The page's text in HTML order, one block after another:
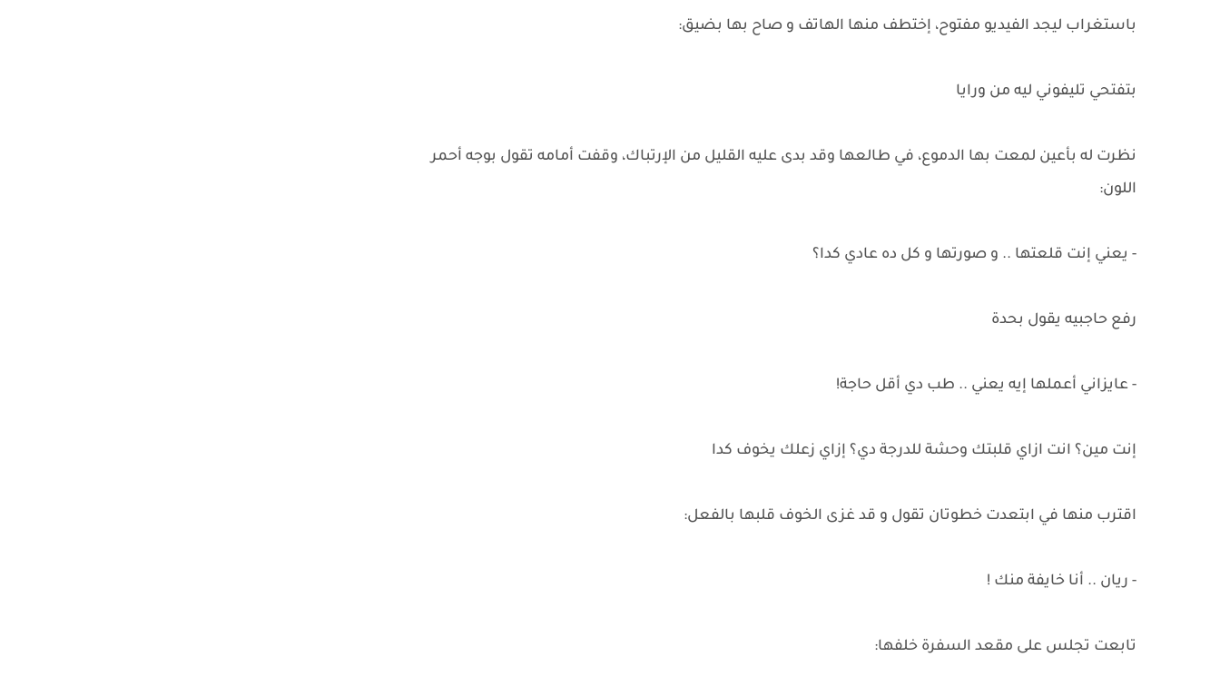
باستغراب ليجد الفيديو مفتوح، إختطف منها الهاتف و صاح بها بضيق:
بتفتحي تليفوني ليه من ورايا
نظرت له بأعين لمعت بها الدموع، في طالعها وقد بدى عليه القليل من الإرتباك، وقفت أمامه تقول بوجه أحمر
اللون:
- يعني إنت قلعتها .. و صورتها و كل ده عادي كدا؟
رفع حاجبيه يقول بحدة
- عايزاني أعملها إيه يعني .. طب دي أقل حاجة!
إنت مين؟ انت ازاي قلبتك وحشة للدرجة دي؟ إزاي زعلك يخوف كدا
اقترب منها في ابتعدت خطوتان تقول و قد غزى الخوف قلبها بالفعل:
- ريان .. أنا خايفة منك !
تابعت تجلس على مقعد السفرة خلفها: